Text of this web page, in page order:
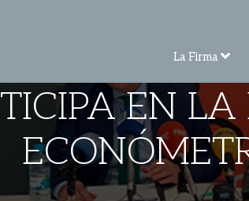
La Firma
EN